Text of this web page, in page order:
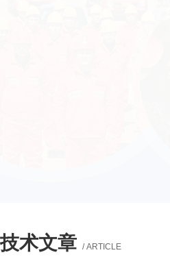
技术文章 / ARTICLE